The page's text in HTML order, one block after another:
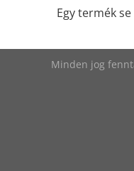
Egy termék
Minden jog